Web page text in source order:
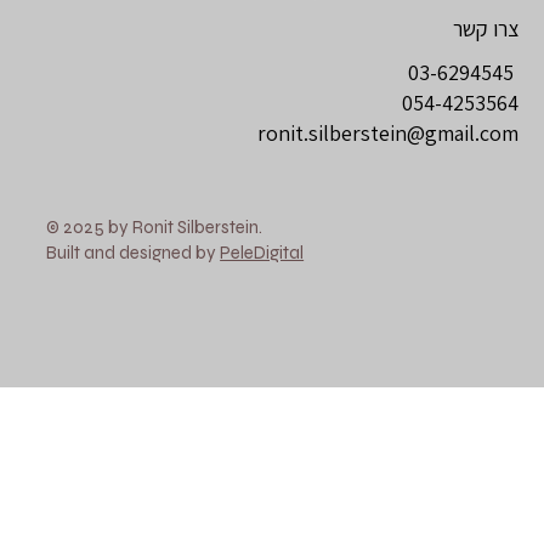
צרו קשר
054-4253564
ronit.silberstein@gmail.com
© 2025 by Ronit Silberstein.
Built and designed by PeleDigital